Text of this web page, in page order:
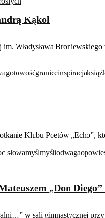
Kąkol
Władysława
gotowośćgraniceinspiracja
Klubu Poetów
słowamyślmyśliodwaga
„Don
w sali gimnastycznej przy